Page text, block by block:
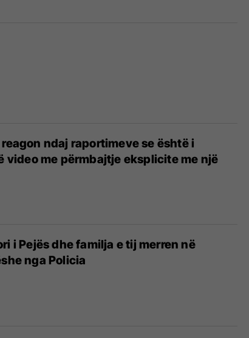
ndaj raportimeve se është i
video me përmbajtje eksplicite me një
i Pejës dhe familja e tij merren në
nga Policia